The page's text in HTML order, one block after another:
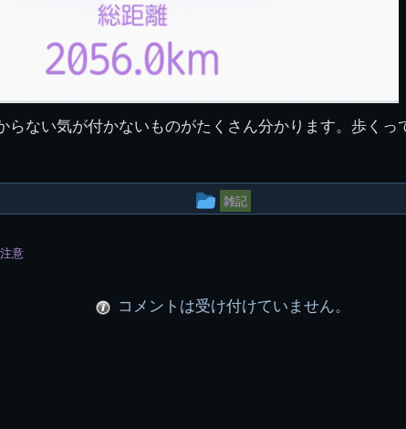
らない気が付かないものがたくさん分かります。歩くっ
投
ー
雑記
意
コメントは受け付けていません。